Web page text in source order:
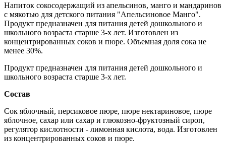
Напиток сокосодержащий из апельсинов, манго и мандаринов
с мякотью для детского питания "Апельсиновое Манго".
Продукт предназначен для питания детей дошкольного и
школьного возраста старше 3-х лет. Изготовлен из
концентрированных соков и пюре. Объемная доля сока не
менее 30%.
Продукт предназначен для питания детей дошкольного и
школьного возраста старше 3-х лет.
Состав
Сок яблочный, персиковое пюре, пюре нектариновое, пюре
яблочное, сахар или сахар и глюкозно-фруктозный сироп,
регулятор кислотности - лимонная кислота, вода. Изготовлен
из концентрированных соков и пюре.